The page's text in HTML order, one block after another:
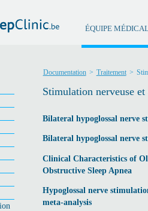
ÉQUIPE
Documentation > Traitement >
Stimulation nerveuse
Bilateral hypoglossal nerve
Bilateral hypoglossal nerve
Clinical Characteristics of
Obstructive Sleep Apnea
Hypoglossal nerve
meta-analysis